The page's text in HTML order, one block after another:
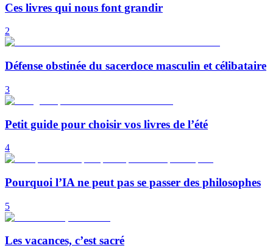
Ces livres qui nous font grandir
2
Défense obstinée du sacerdoce masculin et célibataire
3
Petit guide pour choisir vos livres de l’été
4
Pourquoi l’IA ne peut pas se passer des philosophes
5
Les vacances, c’est sacré